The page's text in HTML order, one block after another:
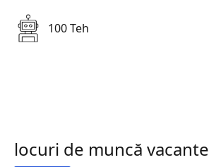
100 Teh
locuri de muncă vacante